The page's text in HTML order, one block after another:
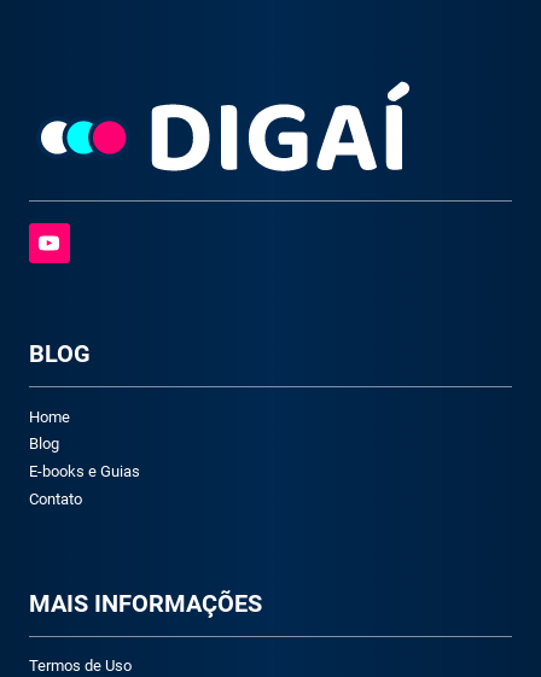
BLOG
Home
Blog
E-books e Guias
Contato
MAIS INFORMAÇÕES
Termos de Uso